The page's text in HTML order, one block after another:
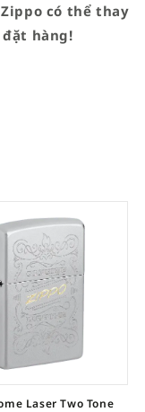
có thể thay
hàng!
Laser Two Tone